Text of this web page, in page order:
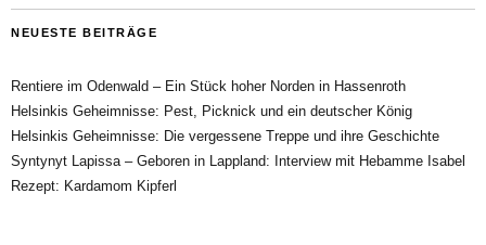
NEUESTE BEITRÄGE
Rentiere im Odenwald – Ein Stück hoher Norden in Hassenroth
Helsinkis Geheimnisse: Pest, Picknick und ein deutscher König
Helsinkis Geheimnisse: Die vergessene Treppe und ihre Geschichte
Syntynyt Lapissa – Geboren in Lappland: Interview mit Hebamme Isabel
Rezept: Kardamom Kipferl